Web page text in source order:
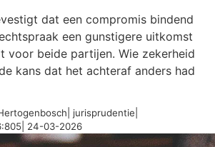
dat een compromis bindend
een gunstigere uitkomst
voor beide partijen. Wie zekerheid
kans dat het achteraf anders had
jurisprudentie|
24-03-2026